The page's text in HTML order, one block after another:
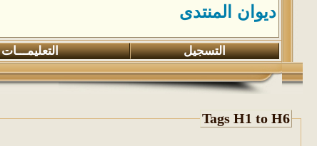
ديوان المنتدى
التسجيل التعليمـــات
Tags H1 to H6